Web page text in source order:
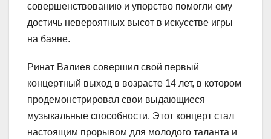
совершенствованию и упорство помогли ему
достичь невероятных высот в искусстве игры
на баяне.
Ринат Валиев совершил свой первый
концертный выход в возрасте 14 лет, в котором
продемонстрировал свои выдающиеся
музыкальные способности. Этот концерт стал
настоящим прорывом для молодого таланта и